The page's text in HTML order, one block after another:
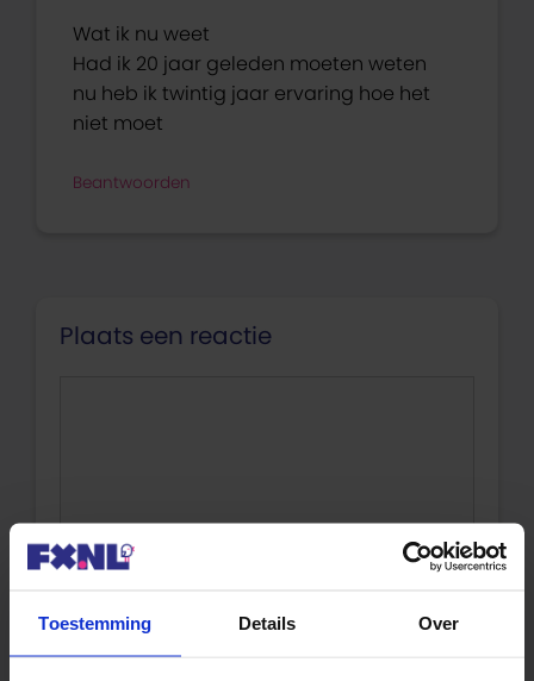
Toestemming Details Over
Wat ik nu weet
Had ik 20 jaar geleden moeten weten
nu heb ik twintig jaar ervaring hoe het
niet moet
Beantwoorden
Plaats een reactie
Naam